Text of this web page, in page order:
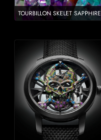
TOURBILLON SKELET SAPPHIRE